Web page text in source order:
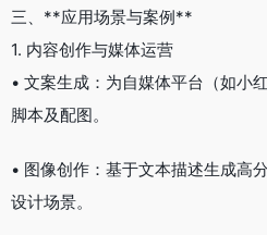
三、**应用场景与案例**
1. 内容创作与媒体运营
• 文案生成：为自媒体平台（如小
脚本及配图。
• 图像创作：基于文本描述生成高
设计场景。